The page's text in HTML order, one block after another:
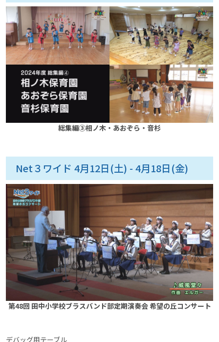
総集編③相ノ木・あおぞら・音杉
Net３ワイド 4月12日(土) - 4月18日(金)
第48回 田中小学校ブラスバンド部定期演奏会 希望の丘コンサート
デバッグ用テーブル